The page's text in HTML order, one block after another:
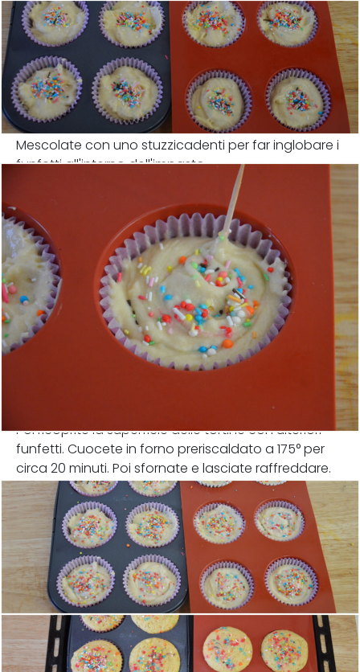
Mescolate con uno stuzzicadenti per far inglobare i
funfetti all'interno dell'impasto.
Poi ricoprite la superficie delle tortine con ulteriori
funfetti. Cuocete in forno preriscaldato a 175° per
circa 20 minuti. Poi sfornate e lasciate raffreddare.